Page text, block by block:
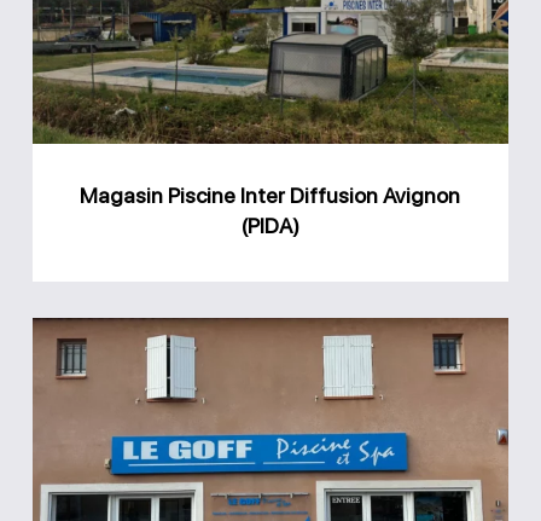
Diffusion
Avignon
(PIDA)
Magasin Piscine Inter Diffusion Avignon
(PIDA)
Magasin
Piscine
et